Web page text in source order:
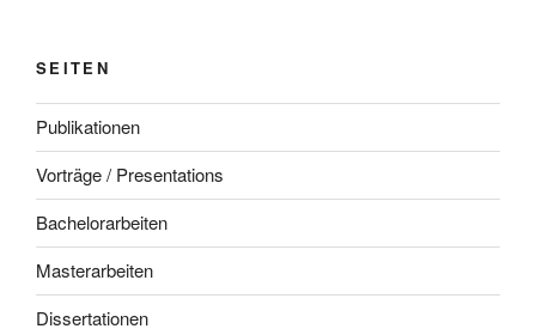
SEITEN
Publikationen
Vorträge / Presentations
Bachelorarbeiten
Masterarbeiten
Dissertationen